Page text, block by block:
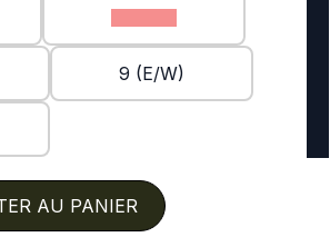
9 (E/W)
AU PANIER